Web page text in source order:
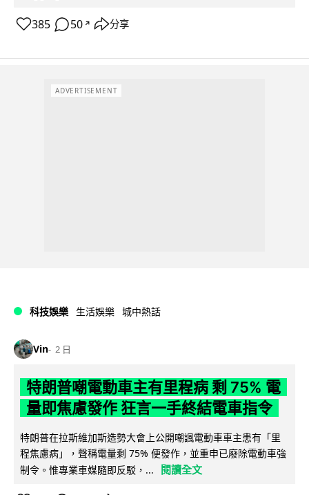
385 50 ↗ 分享
ADVERTISEMENT
科技娛樂 生活娛樂 城中熱話
Vin 2 日
特朗普嘲電動車主有里程病 剩 75% 電
量即焦慮發作 狂言一手終結電車指令
特朗普在拉斯維加斯造勢大會上公開嘲諷電動車車主患有「里
程焦慮病」，聲稱電量剩 75% 便發作，並重申已廢除電動車強
制令。惟專業車媒隨即反駁，...
閱讀全文